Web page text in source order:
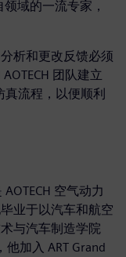
域的一流专家，
析和更改反馈必须
团队建立
流程，以便顺利
空气动力
业于以汽车和航空
与汽车制造学院
他加入 ART Grand